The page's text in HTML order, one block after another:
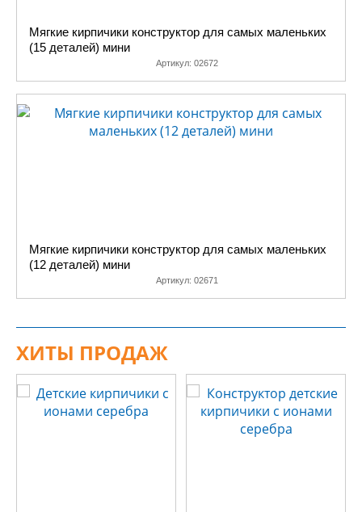
Мягкие кирпичики конструктор для самых маленьких
(15 деталей) мини
Артикул: 02672
Мягкие кирпичики конструктор для самых маленьких
(12 деталей) мини
Артикул: 02671
ХИТЫ ПРОДАЖ